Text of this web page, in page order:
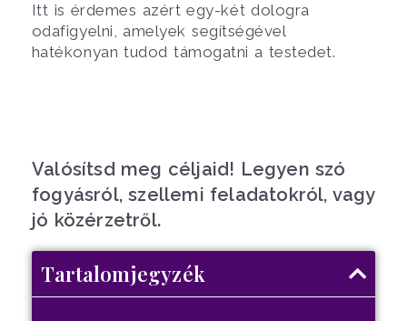
Itt is érdemes azért egy-két dologra
odafigyelni, amelyek segítségével
hatékonyan tudod támogatni a testedet.
Valósítsd meg céljaid! Legyen szó
fogyásról, szellemi feladatokról, vagy
jó közérzetről.
Tartalomjegyzék